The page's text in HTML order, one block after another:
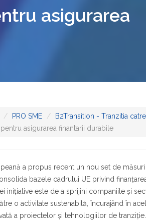
asigurarea
PRO SME
B2Transition - Tranzitia
asigurarea finantarii durabile
a propus recent un nou set de
bazele cadrului UE privind
inițiative este de a sprijini companiile și
o activitate sustenabilă, încurajând în
a proiectelor și tehnologiilor de tranziție.